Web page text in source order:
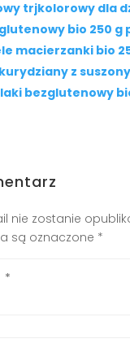
trjkolorowy dla
bio 250 g
macierzanki bio
z
bezglutenowy
nie zostanie
są oznaczone *